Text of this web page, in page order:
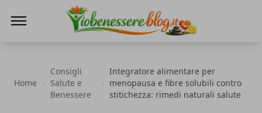
Home
Consigli
Salute e
Benessere
Integratore alimentare per
menopausa e fibre solubili contro
stitichezza: rimedi naturali salute